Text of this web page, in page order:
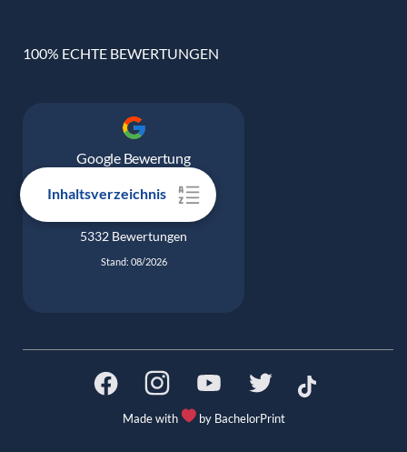
Inhaltsverzeichnis
100% ECHTE BEWERTUNGEN
Google Bewertung
4.9
5332 Bewertungen
Stand: 08/2026
Made with by BachelorPrint